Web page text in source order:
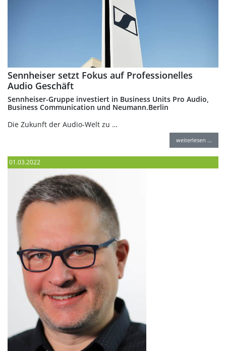
Sennheiser setzt Fokus auf Professionelles
Audio Geschäft
Sennheiser-Gruppe investiert in Business Units Pro Audio,
Business Communication und Neumann.Berlin
Die Zukunft der Audio-Welt zu …
weiterlesen …
01.03.2022